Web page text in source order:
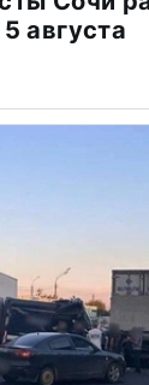
августа